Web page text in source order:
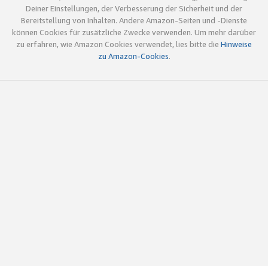
Deiner Einstellungen, der Verbesserung der Sicherheit und der
Bereitstellung von Inhalten. Andere Amazon-Seiten und -Dienste
können Cookies für zusätzliche Zwecke verwenden. Um mehr darüber
zu erfahren, wie Amazon Cookies verwendet, lies bitte die Hinweise
zu Amazon-Cookies.